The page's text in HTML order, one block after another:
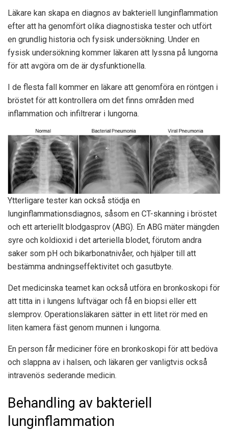
Läkare kan skapa en diagnos av bakteriell lunginflammation
efter att ha genomfört olika diagnostiska tester och utfört
en grundlig historia och fysisk undersökning. Under en
fysisk undersökning kommer läkaren att lyssna på lungorna
för att avgöra om de är dysfunktionella.
I de flesta fall kommer en läkare att genomföra en röntgen i
bröstet för att kontrollera om det finns områden med
inflammation och infiltrerar i lungorna.
Ytterligare tester kan också stödja en
lunginflammationsdiagnos, såsom en CT-skanning i bröstet
och ett arteriellt blodgasprov (ABG). En ABG mäter mängden
syre och koldioxid i det arteriella blodet, förutom andra
saker som pH och bikarbonatnivåer, och hjälper till att
bestämma andningseffektivitet och gasutbyte.
Det medicinska teamet kan också utföra en bronkoskopi för
att titta in i lungens luftvägar och få en biopsi eller ett
slemprov. Operationsläkaren sätter in ett litet rör med en
liten kamera fäst genom munnen i lungorna.
En person får mediciner före en bronkoskopi för att bedöva
och slappna av i halsen, och läkaren ger vanligtvis också
intravenös sederande medicin.
Behandling av bakteriell
lunginflammation